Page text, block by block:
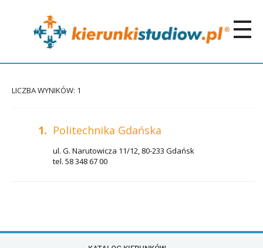
LICZBA WYNIKÓW: 1
1. Politechnika Gdańska
ul. G. Narutowicza 11/12, 80-233 Gdańsk
tel. 58 348 67 00